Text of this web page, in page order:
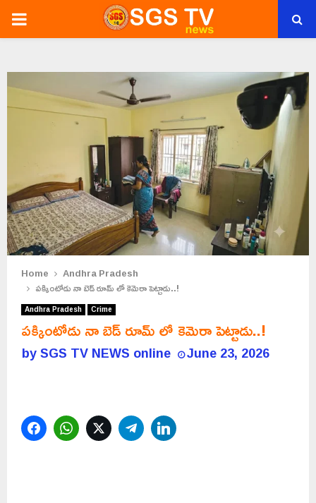
PRIMARY
Home
Andhra Pradesh
పక్కింటోడు నా బెడ్ రూమ్ లో కెమెరా పెట్టాడు..!
Andhra Pradesh Crime
పక్కింటోడు నా బెడ్ రూమ్ లో కెమెరా పెట్టాడు..!
bySGS TV NEWS online June 23, 2026
FacebookWhatsAppTwitterTelegram